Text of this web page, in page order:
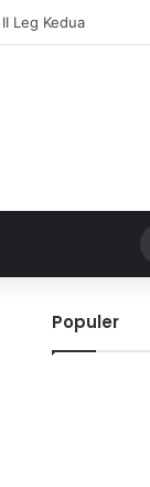
Populer